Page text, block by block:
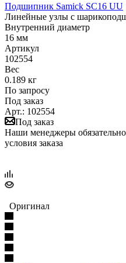
Подшипник Samick SC16 UU
Линейные узлы с
Внутренний диаметр
16 мм
Артикул
102554
Вес
0.189 кг
По запросу
Под заказ
Арт.: 102554
Под заказ
Наши менеджеры
условия заказа
Оригинал